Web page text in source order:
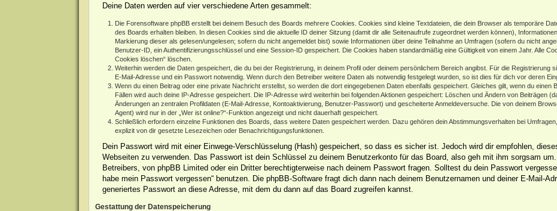
Deine Daten werden auf vier verschiedene Arten gesammelt:
Die Forensoftware phpBB erstellt bei deinem Besuch des Boards mehrere Cookies. Cookies sind kleine Textdateien, die dein Browser als temporäre
des Boards erhalten bleiben. In diesen Cookies sind die aktuelle ID deiner Sitzung (damit dir alle Seitenaufrufe zugeordnet werden können),
Markierung dieser als gelesen/ungelesen; sofern du nicht angemeldet bist) sowie Informationen über deine Teilnahme an Umfragen (sofern du nicht
Benutzer-ID, ein Authentifizierungsschlüssel und eine Session-ID gespeichert. Die Cookies haben standardmäßig eine Gültigkeit von einem Jahr. Alle
Cookies löschen“ löschen.
Weiterhin werden die Daten gespeichert, die du bei der Registrierung, in deinem Profil oder deinem persönlichem Bereich angibst. Für die Registrierung
E-Mail-Adresse und ein Passwort notwendig. Wenn durch den Betreiber weitere Daten als notwendig festgelegt wurden, so ist dies für dich vor deren
Wenn du einen Beitrag oder eine private Nachricht erstellst, so werden die dort eingegebenen Daten ebenfalls gespeichert. Gleiches gilt, wenn du
Fällen wird auch deine IP-Adresse gespeichert. Die IP-Adresse wird weiterhin bei folgenden Aktionen gespeichert: Löschen und Ändern von Beiträgen
Änderungen an zentralen Profildaten (E-Mail-Adresse, Kontoaktivierung, Benutzer-Passwort) und gescheiterte Anmeldeversuche. Die von deinem
Agent) wird nur in der „Wer ist online?“-Funktion angezeigt und nicht dauerhaft gespeichert.
Schließlich erfordern einzelne Funktionen des Boards, dass weitere Daten gespeichert werden. Dazu gehören dein Abstimmungsverhalten bei
explizit von dir gesetzte Lesezeichen oder Benachrichtigungsfunktionen.
Dein Passwort wird mit einer Einwege-Verschlüsselung (Hash) gespeichert, so dass es sicher ist. Jedoch wird dir empfohlen,
Webseiten zu verwenden. Das Passwort ist dein Schlüssel zu deinem Benutzerkonto für das Board, also geh mit ihm sorgsam
Betreibers, von phpBB Limited oder ein Dritter berechtigterweise nach deinem Passwort fragen. Solltest du dein Passwort
habe mein Passwort vergessen“ benutzen. Die phpBB-Software fragt dich dann nach deinem Benutzernamen und deiner E-Mail-
generiertes Passwort an diese Adresse, mit dem du dann auf das Board zugreifen kannst.
Gestattung der Datenspeicherung